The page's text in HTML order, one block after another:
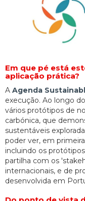
Em que pé está
aplicação prática?
A Agenda
execução. Ao longo
vários protótipos de
carbónica, que
sustentáveis
poder ver, em
incluindo os
partilha com os
internacionais, e de
desenvolvida em